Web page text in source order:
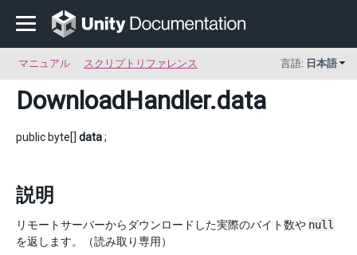
マニュアル スクリプトリファレンス 言語: 日本語
DownloadHandler.data
public byte[] data;
説明
リモートサーバーからダウンロードした実際のバイト数や null
を返します。（読み取り専用）